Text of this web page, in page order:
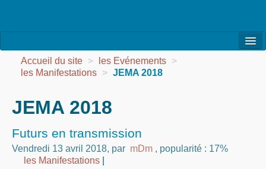
l’Association
la Vie des Ateliers
les Evénements
les Réalisations
Accueil du site > les Evénements >
les Manifestations > JEMA 2018
JEMA 2018
Futurs en transmission
Vendredi 13 avril 2018, par mDm , popularité : 17%
les Manifestations